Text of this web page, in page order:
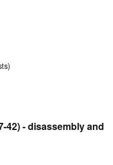
42) - disassembly and